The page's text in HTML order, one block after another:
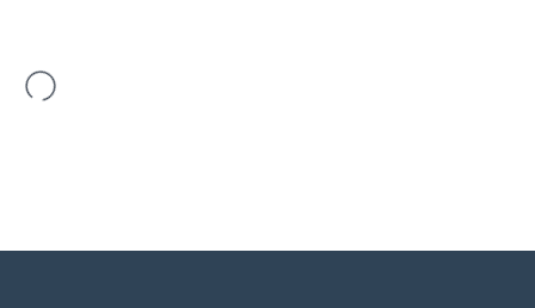
Il risultato della ricerca viene caricato